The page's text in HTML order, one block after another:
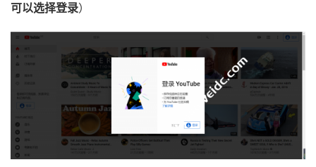
可以选择登录）